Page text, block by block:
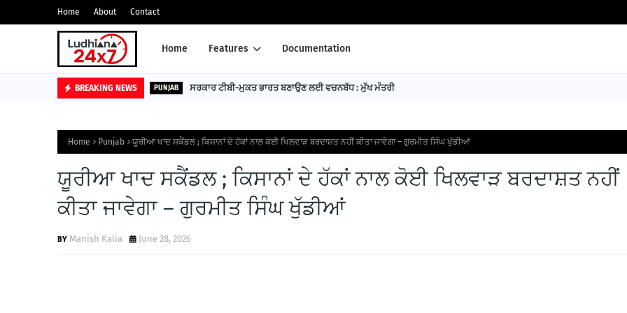
Home About Contact
Home Features Documentation
BREAKING NEWS PUNJAB ਸਰਕਾਰ ਟੀਬੀ-ਮੁਕਤ ਭਾਰਤ ਬਣਾਉਣ ਲਈ ਵਚਨਬੱਧ : ਮੁੱਖ ਮੰਤਰੀ
Home Punjab ਯੂਰੀਆ ਖਾਦ ਸਕੈਂਡਲ ; ਕਿਸਾਨਾਂ ਦੇ ਹੱਕਾਂ ਨਾਲ ਕੋਈ ਖਿਲਵਾੜ ਬਰਦਾਸ਼ਤ ਨਹੀਂ ਕੀਤਾ ਜਾਵੇਗਾ – ਗੁਰਮੀਤ ਸਿੰਘ ਖੁੱਡੀਆਂ
ਯੂਰੀਆ ਖਾਦ ਸਕੈਂਡਲ ; ਕਿਸਾਨਾਂ ਦੇ ਹੱਕਾਂ ਨਾਲ ਕੋਈ ਖਿਲਵਾੜ ਬਰਦਾਸ਼ਤ ਨਹੀਂ
ਕੀਤਾ ਜਾਵੇਗਾ – ਗੁਰਮੀਤ ਸਿੰਘ ਖੁੱਡੀਆਂ
Manish Kalia June 28, 2026